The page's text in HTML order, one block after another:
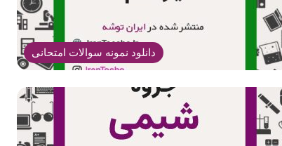
دانلود نمونه سوالات امتحانی